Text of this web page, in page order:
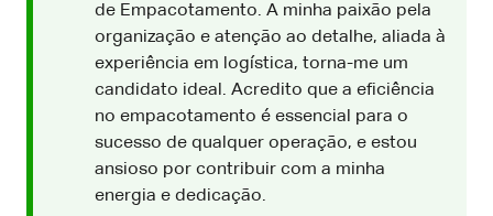
de Empacotamento. A minha paixão pela
organização e atenção ao detalhe, aliada à
experiência em logística, torna-me um
candidato ideal. Acredito que a eficiência
no empacotamento é essencial para o
sucesso de qualquer operação, e estou
ansioso por contribuir com a minha
energia e dedicação.